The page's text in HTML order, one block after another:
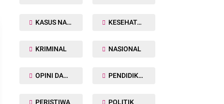
KASUS NARKOBA KESEHATAN TUBUH
KRIMINAL NASIONAL
OPINI DAN ARTIKEL PENDIDIKAN
PERISTIWA POLITIK